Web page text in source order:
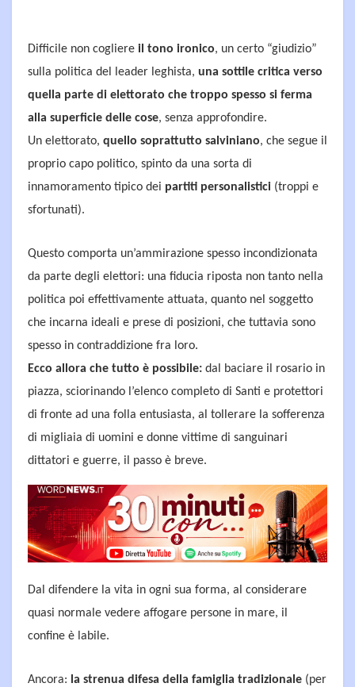
Difficile non cogliere il tono ironico, un certo “giudizio”
sulla politica del leader leghista, una sottile critica verso
quella parte di elettorato che troppo spesso si ferma
alla superficie delle cose, senza approfondire.
Un elettorato, quello soprattutto salviniano, che segue il
proprio capo politico, spinto da una sorta di
innamoramento tipico dei partiti personalistici (troppi e
sfortunati).
Questo comporta un’ammirazione spesso incondizionata
da parte degli elettori: una fiducia riposta non tanto nella
politica poi effettivamente attuata, quanto nel soggetto
che incarna ideali e prese di posizioni, che tuttavia sono
spesso in contraddizione fra loro.
Ecco allora che tutto è possibile: dal baciare il rosario in
piazza, sciorinando l’elenco completo di Santi e protettori
di fronte ad una folla entusiasta, al tollerare la sofferenza
di migliaia di uomini e donne vittime di sanguinari
dittatori e guerre, il passo è breve.
Dal difendere la vita in ogni sua forma, al considerare
quasi normale vedere affogare persone in mare, il
confine è labile.
Ancora: la strenua difesa della famiglia tradizionale (per